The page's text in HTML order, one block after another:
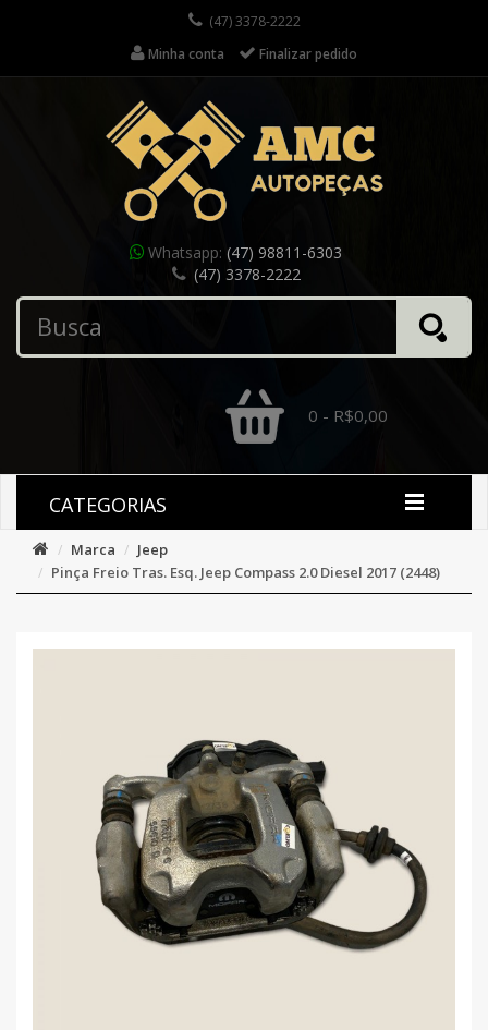
(47) 3378-2222
Minha conta
Finalizar pedido
Whatsapp: (47) 98811-6303
(47) 3378-2222
0 - R$0,00
CATEGORIAS
Marca
Jeep
Pinça Freio Tras. Esq. Jeep Compass 2.0 Diesel 2017 (2448)